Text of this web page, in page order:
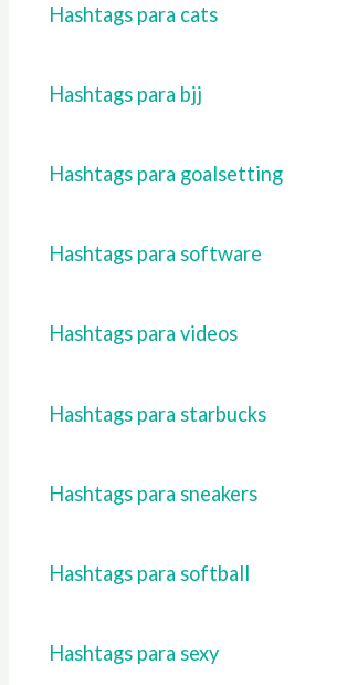
Hashtags para cats
Hashtags para bjj
Hashtags para goalsetting
Hashtags para software
Hashtags para videos
Hashtags para starbucks
Hashtags para sneakers
Hashtags para softball
Hashtags para sexy